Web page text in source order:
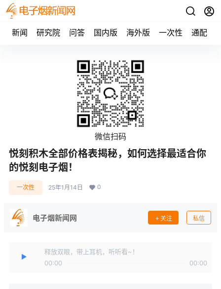
新闻 研究院 问答 国内版 海外版 一次性 通配
微信扫码
悦刻积木全部价格表揭秘，如何选择最适合你
的悦刻电子烟！
一次性 25年1月14日 0
电子烟新闻网 关注 私信
释放双眼，带上耳机，听听看~！
00:00
00:00